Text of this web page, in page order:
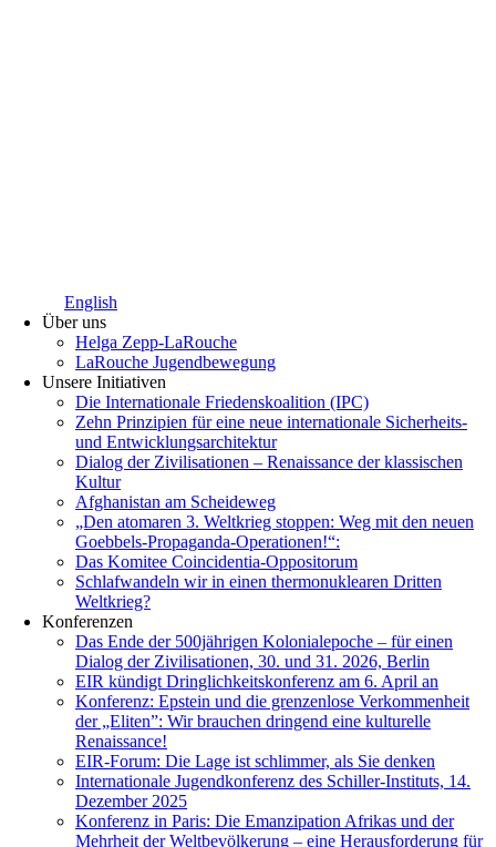
English
Über uns
Helga Zepp-LaRouche
LaRouche Jugendbewegung
Unsere Initiativen
Die Internationale Friedenskoalition (IPC)
­Zehn Prinzipien für eine neue internationale Sicherheits-
und Entwicklungsarchitektur
Dialog der Zivilisationen – Renaissance der klassischen
Kultur
Afghanistan am Scheideweg
„Den atomaren 3. Weltkrieg stoppen: Weg mit den neuen
Goebbels-Propaganda-Operationen!“:
Das Komitee Coincidentia-Oppositorum
Schlafwandeln wir in einen thermonuklearen Dritten
Weltkrieg?
Konferenzen
Das Ende der 500jährigen Kolonialepoche – für einen
Dialog der Zivilisationen, 30. und 31. 2026, Berlin
EIR kündigt Dringlichkeitskonferenz am 6. April an
Konferenz: Epstein und die grenzenlose Verkommenheit
der „Eliten”: Wir brauchen dringend eine kulturelle
Renaissance!
EIR-Forum: Die Lage ist schlimmer, als Sie denken
Internationale Jugendkonferenz des Schiller-Instituts, 14.
Dezember 2025
Konferenz in Paris: Die Emanzipation Afrikas und der
Mehrheit der Weltbevölkerung – eine Herausforderung für